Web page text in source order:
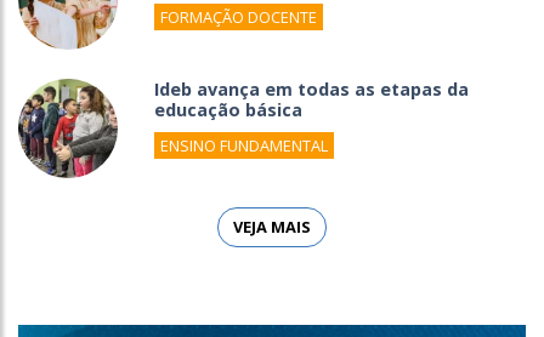
FORMAÇÃO DOCENTE
Ideb avança em todas as etapas da
educação básica
ENSINO FUNDAMENTAL
VEJA MAIS